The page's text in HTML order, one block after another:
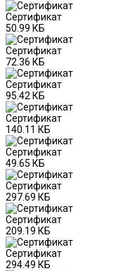
Сертификат
50.99 КБ
Сертификат
72.36 КБ
Сертификат
95.42 КБ
Сертификат
140.11 КБ
Сертификат
49.65 КБ
Сертификат
297.69 КБ
Сертификат
209.19 КБ
Сертификат
294.49 КБ